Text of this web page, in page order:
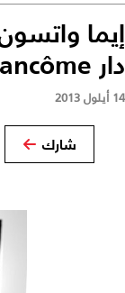
دار Lancôme للسنة الثانية
14 أيلول 2013
شارك